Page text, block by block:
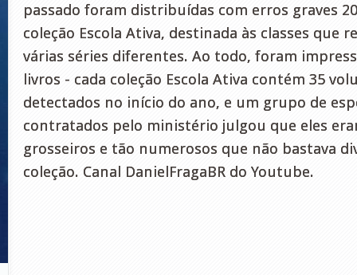
passado foram distribuídas com erros graves
coleção Escola Ativa, destinada às classes que
várias séries diferentes. Ao todo, foram
livros - cada coleção Escola Ativa contém 35
detectados no início do ano, e um grupo de
contratados pelo ministério julgou que eles
grosseiros e tão numerosos que não bastava
coleção. Canal DanielFragaBR do Youtube.